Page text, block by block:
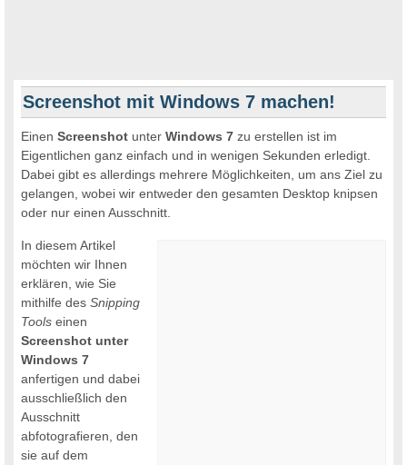
Screenshot mit Windows 7 machen!
EinenScreenshot unterWindows 7 zu erstellen ist im
Eigentlichen ganz einfach und in wenigen Sekunden erledigt.
Dabei gibt es allerdings mehrere Möglichkeiten, um ans Ziel zu
gelangen, wobei wir entweder den gesamten Desktop knipsen
oder nur einen Ausschnitt.
In diesem Artikel
möchten wir Ihnen
erklären, wie Sie
mithilfe desSnipping
Tools einen
Screenshot unter
Windows 7
anfertigen und dabei
ausschließlich den
Ausschnitt
abfotografieren, den
sie auf dem